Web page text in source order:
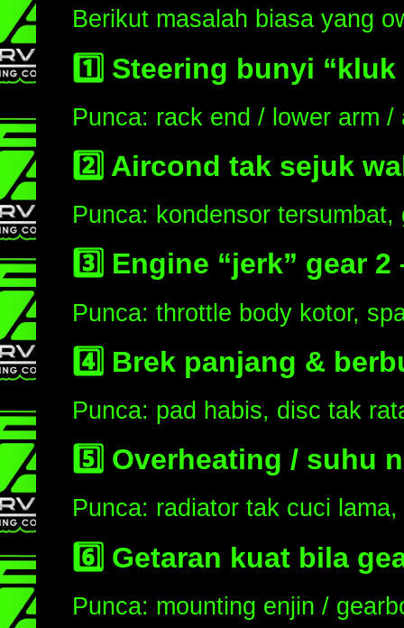
Berikut masalah biasa yang
1️⃣ Steering bunyi “kluk
Punca: rack end / lower arm /
2️⃣ Aircond tak sejuk
Punca: kondensor
3️⃣ Engine “jerk” gear 2
Punca: throttle body kotor,
4️⃣ Brek panjang &
Punca: pad habis, disc tak
5️⃣ Overheating / suhu
Punca: radiator tak cuci
6️⃣ Getaran kuat bila
Punca: mounting enjin /